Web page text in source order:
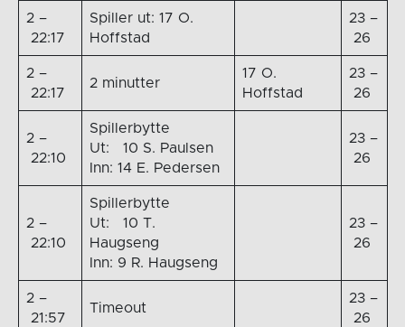
2 –
22:17
Spiller ut: 17 O.
Hoffstad
23 –
26
2 –
22:17
2 minutter
17 O.
Hoffstad
23 –
26
2 –
22:10
Spillerbytte
Ut: 10 S. Paulsen
Inn: 14 E. Pedersen
23 –
26
2 –
22:10
Spillerbytte
Ut: 10 T.
Haugseng
Inn: 9 R. Haugseng
23 –
26
2 –
21:57
Timeout
23 –
26